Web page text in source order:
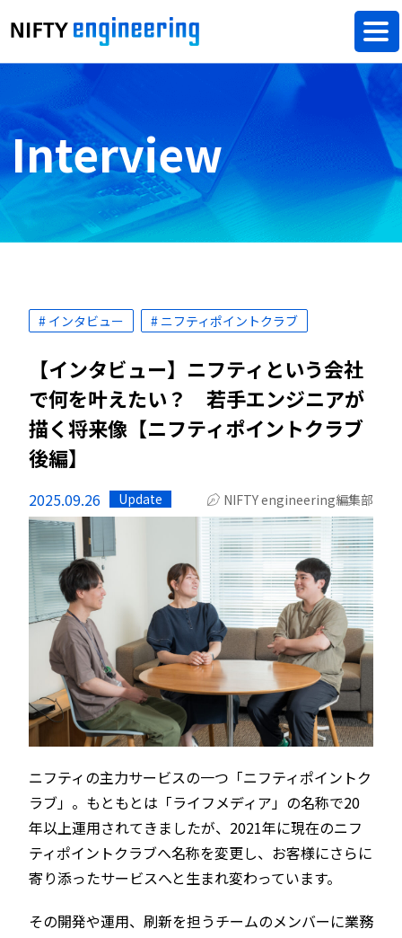
Interview
# インタビュー # ニフティポイントクラブ
【インタビュー】ニフティという会社
で何を叶えたい？ 若手エンジニアが
描く将来像【ニフティポイントクラブ
後編】
2025.09.26 Update NIFTY engineering編集部
ニフティの主力サービスの一つ「ニフティポイントク
ラブ」。もともとは「ライフメディア」の名称で20
年以上運用されてきましたが、2021年に現在のニフ
ティポイントクラブへ名称を変更し、お客様にさらに
寄り添ったサービスへと生まれ変わっています。
その開発や運用、刷新を担うチームのメンバーに業務